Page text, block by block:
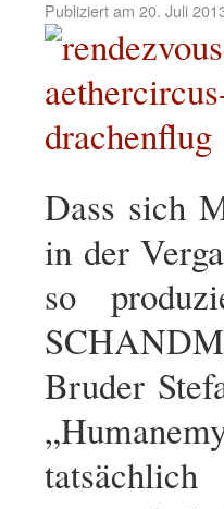
Publiziert am 20. Juli
Dass sich
in der
so
Bruder